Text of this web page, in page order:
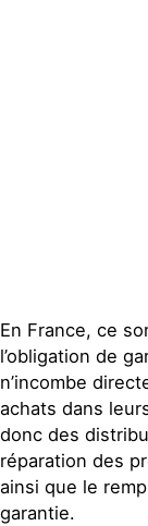
En France, ce
l’obligation de
n’incombe
achats dans
donc des
réparation des
ainsi que le
garantie.